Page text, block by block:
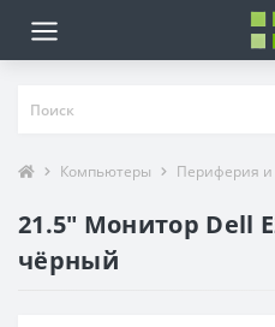
Компьютеры Периферия и
21.5" Монитор Dell
чёрный